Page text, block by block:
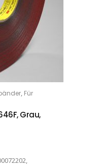
, Für
Grau,